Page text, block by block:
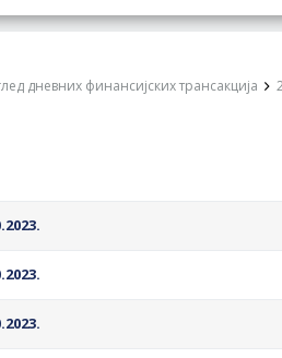
ЗА ДОДЈЕЛУ БЕСПОВРАТНИХ
РАНГ ЛИСТA КАНДИДАТА
БОРЦЕ ВОЈСКЕ РЕПУБЛИКЕ
ПОНОСНЕ КАРТИЦЕ
предузетника - Вера Ујић
дневних финансијских трансакција